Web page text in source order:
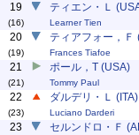
19
(16)
ティエン・Ｌ
Learner Tien
20
(19)
ティアフォー，Ｆ
Frances Tiafoe
21
(21)
ポール，T (USA)
Tommy Paul
22
(23)
ダルデリ・Ｌ (ITA)
Luciano Darderi
23 セルンドロ・Ｆ